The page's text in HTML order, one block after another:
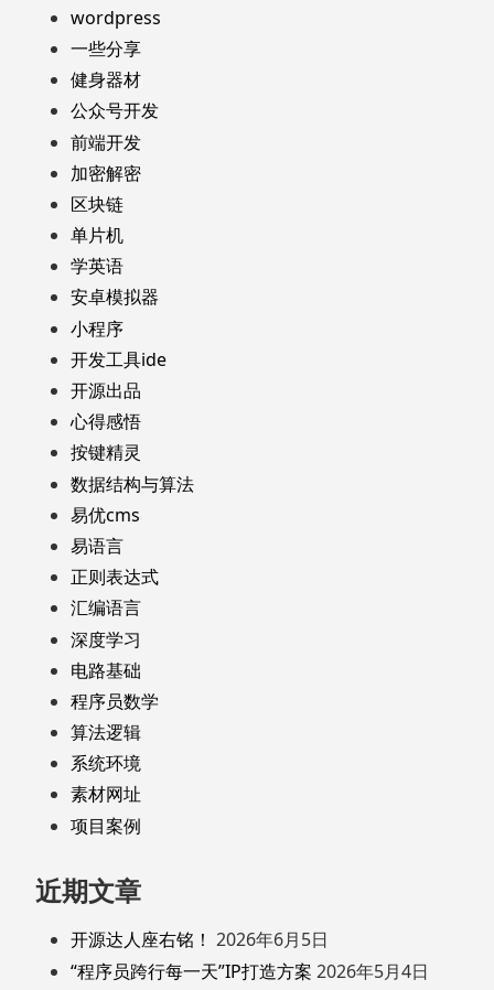
wordpress
一些分享
健身器材
公众号开发
前端开发
加密解密
区块链
单片机
学英语
安卓模拟器
小程序
开发工具ide
开源出品
心得感悟
按键精灵
数据结构与算法
易优cms
易语言
正则表达式
汇编语言
深度学习
电路基础
程序员数学
算法逻辑
系统环境
素材网址
项目案例
近期文章
开源达人座右铭！ 2026年6月5日
“程序员跨行每一天”IP打造方案 2026年5月4日